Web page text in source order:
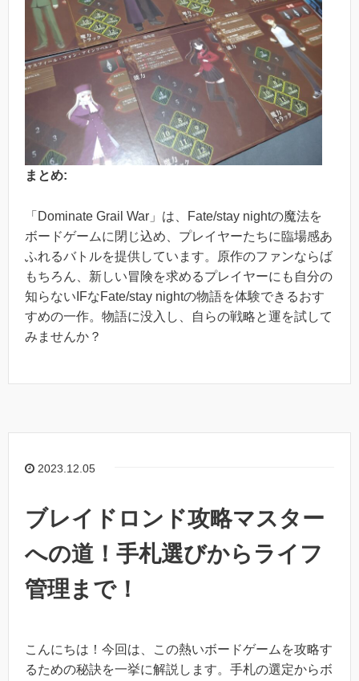
まとめ:
「Dominate Grail War」は、Fate/stay nightの魔法を
ボードゲームに閉じ込め、プレイヤーたちに臨場感あ
ふれるバトルを提供しています。原作のファンならば
もちろん、新しい冒険を求めるプレイヤーにも自分の
知らないIFなFate/stay nightの物語を体験できるおす
すめの一作。物語に没入し、自らの戦略と運を試して
みませんか？
2023.12.05
ブレイドロンド攻略マスター
への道！手札選びからライフ
管理まで！
こんにちは！今回は、この熱いボードゲームを攻略す
るための秘訣を一挙に解説します。手札の選定からボ